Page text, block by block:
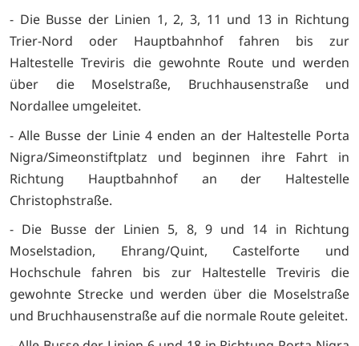
- Die Busse der Linien 1, 2, 3, 11 und 13 in Richtung
Trier-Nord oder Hauptbahnhof fahren bis zur
Haltestelle Treviris die gewohnte Route und werden
über die Moselstraße, Bruchhausenstraße und
Nordallee umgeleitet.
- Alle Busse der Linie 4 enden an der Haltestelle Porta
Nigra/Simeonstiftplatz und beginnen ihre Fahrt in
Richtung Hauptbahnhof an der Haltestelle
Christophstraße.
- Die Busse der Linien 5, 8, 9 und 14 in Richtung
Moselstadion, Ehrang/Quint, Castelforte und
Hochschule fahren bis zur Haltestelle Treviris die
gewohnte Strecke und werden über die Moselstraße
und Bruchhausenstraße auf die normale Route geleitet.